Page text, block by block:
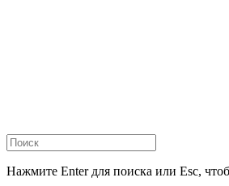
Нажмите Enter для поиска или Esc,